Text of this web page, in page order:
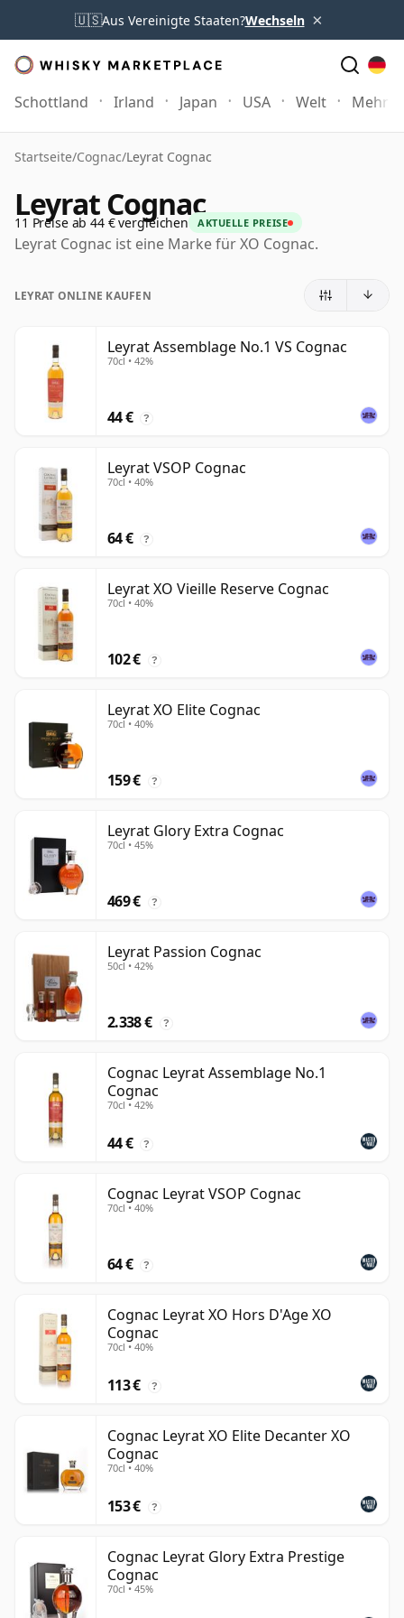
🇺🇸Aus Vereinigte Staaten?Wechseln ×
Schottland Irland Japan USA Welt Mehr
Startseite/Cognac/Leyrat Cognac
Leyrat Cognac
11 Preise ab 44 € vergleichen AKTUELLE PREISE
Leyrat Cognac ist eine Marke für XO Cognac.
LEYRAT ONLINE KAUFEN
Leyrat Assemblage No.1 VS Cognac
70cl • 42%
44 € ?
Leyrat VSOP Cognac
70cl • 40%
64 € ?
Leyrat XO Vieille Reserve Cognac
70cl • 40%
102 € ?
Leyrat XO Elite Cognac
70cl • 40%
159 € ?
Leyrat Glory Extra Cognac
70cl • 45%
469 € ?
Leyrat Passion Cognac
50cl • 42%
2.338 € ?
Cognac Leyrat Assemblage No.1
Cognac
70cl • 42%
44 € ?
Cognac Leyrat VSOP Cognac
70cl • 40%
64 € ?
Cognac Leyrat XO Hors D'Age XO
Cognac
70cl • 40%
113 € ?
Cognac Leyrat XO Elite Decanter XO
Cognac
70cl • 40%
153 € ?
Cognac Leyrat Glory Extra Prestige
Cognac
70cl • 45%